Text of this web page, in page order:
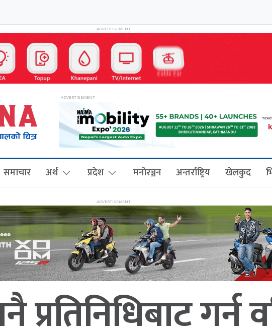
समाचार अर्थ प्रदेश मनोरञ्जन अन्तर्राष्ट्रिय खेलकुद
गर्न